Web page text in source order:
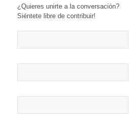
¿Quieres unirte a la conversación?
Siéntete libre de contribuir!